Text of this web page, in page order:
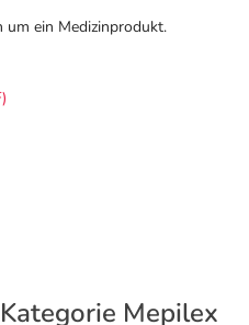
um ein Medizinprodukt.
Mepilex